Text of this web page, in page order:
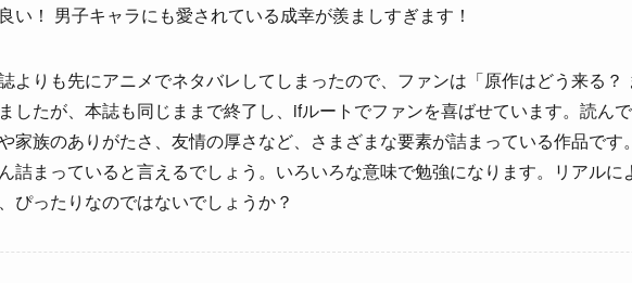
い！ 男子キャラにも愛されている成幸が羨ましすぎます！
よりも先にアニメでネタバレしてしまったので、ファンは「原作はどう来る？
したが、本誌も同じままで終了し、ifルートでファンを喜ばせています。読ん
家族のありがたさ、友情の厚さなど、さまざまな要素が詰まっている作品です
詰まっていると言えるでしょう。いろいろな意味で勉強になります。リアルに
ぴったりなのではないでしょうか？